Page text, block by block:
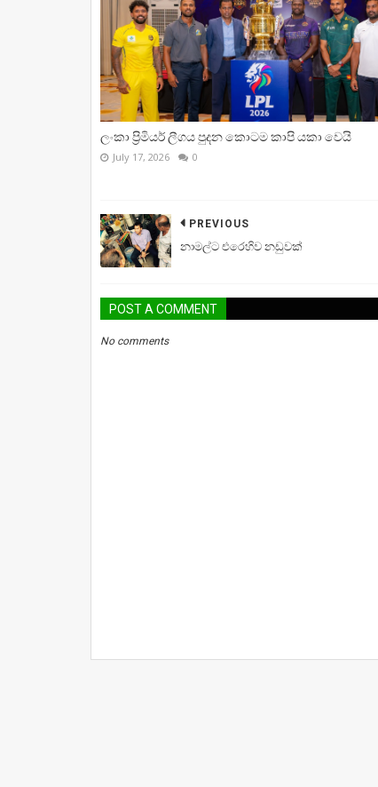
ලංකා ප්‍රිමියර් ලීගය පුදන කොටම කාපි යකා වෙයි
July 17, 2026 0
PREVIOUS
නාමල්ට එරෙහිව නඩුවක්
POST A COMMENT
No comments